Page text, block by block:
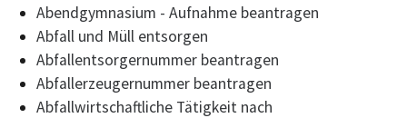
Abendgymnasium - Aufnahme beantragen
Abfall und Müll entsorgen
Abfallentsorgernummer beantragen
Abfallerzeugernummer beantragen
Abfallwirtschaftliche Tätigkeit nach